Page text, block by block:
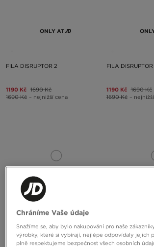
ONLY AT
FILA DISRUPTOR 2
1190 Kč 1690 Kč
1690 Kč – nejnižší cena
FILA DISRUPTOR
1190 Kč 1690 Kč
1690 Kč –
FILA DISRUPTOR FILA DISRUPTOR
Chráníme Vaše údaje
Snažíme se, aby bylo nakupování pro naše
výrobky, které si vybírají, nejlépe odpovídaly jejich
plně respektujeme bezpečnost všech osobních